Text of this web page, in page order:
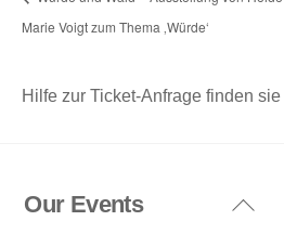
Marie Voigt zum Thema ‚Würde‘
Hilfe zur Ticket-Anfrage finden sie
Back
Our Events